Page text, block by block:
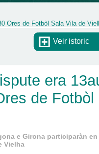
Ores de Fotbòl Sala Vila de
Veir istoric
era
de Fotbòl
e Girona participaràn
Vielha